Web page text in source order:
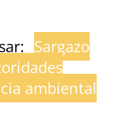
Sargazo
ambiental